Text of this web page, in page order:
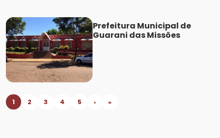
Prefeitura Municipal de
Guarani das Missões
1 2 3 4 5 › »